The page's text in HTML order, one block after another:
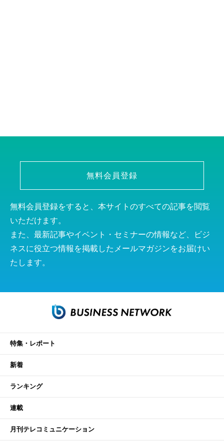
無料会員登録
無料会員登録をすると、本サイトのすべての記事を閲覧
いただけます。
また、最新記事やイベント・セミナーの情報など、ビジ
ネスに役立つ情報を掲載したメールマガジンをお届けい
たします。
特集・レポート
新着
ランキング
連載
月刊テレコミュニケーション